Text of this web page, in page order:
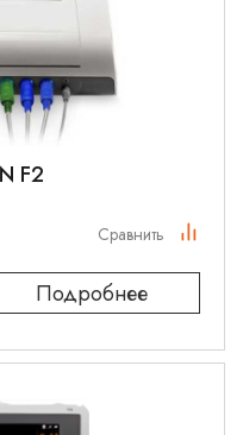
F2
Подробнее
Сравнить